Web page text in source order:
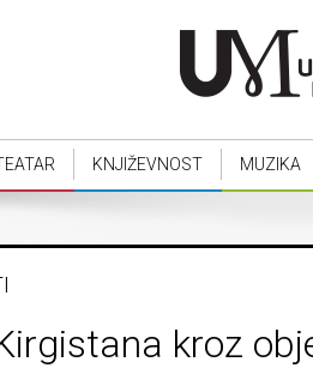
KNJIŽEVNOST MUZIKA
kroz